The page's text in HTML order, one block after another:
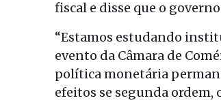
fiscal e disse que o
“Estamos estudando
evento da Câmara de
política monetária
efeitos se segunda